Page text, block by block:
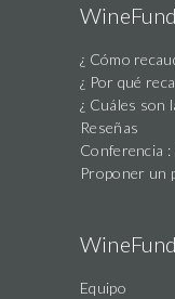
¿ Cómo
¿ Por qué
¿ Cuáles son
Reseñas
Conferencia
Proponer un
Equipo